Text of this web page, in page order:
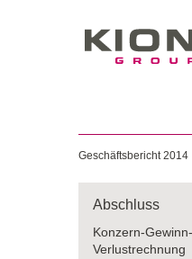
Geschäftsbericht 2014
Abschluss
Konzern-
Verlustrechnung